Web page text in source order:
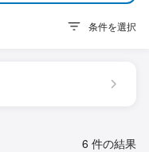
条件を選択
6 件の結果